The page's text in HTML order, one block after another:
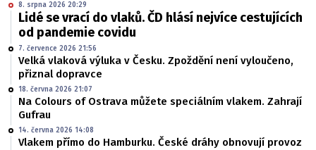
8. srpna 2026 20:29
Lidé se vrací do vlaků. ČD hlásí nejvíce cestujících
od pandemie covidu
7. července 2026 21:56
Velká vlaková výluka v Česku. Zpoždění není vyloučeno,
přiznal dopravce
18. června 2026 21:07
Na Colours of Ostrava můžete speciálním vlakem. Zahrají
Gufrau
14. června 2026 14:08
Vlakem přímo do Hamburku. České dráhy obnovují provoz